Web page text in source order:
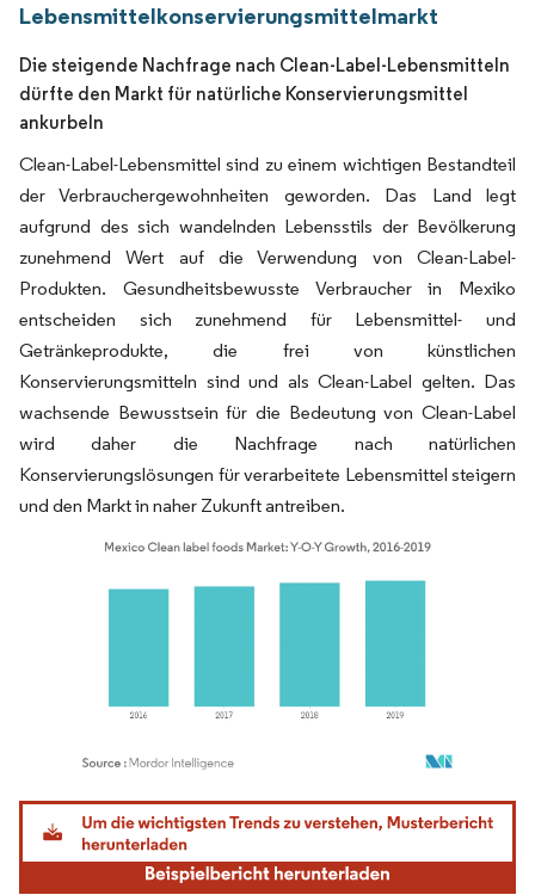
Lebensmittelkonservierungsmittelmarkt
Die steigende Nachfrage nach Clean-Label-Lebensmitteln
dürfte den Markt für natürliche Konservierungsmittel
ankurbeln
Clean-Label-Lebensmittel sind zu einem wichtigen Bestandteil
der Verbrauchergewohnheiten geworden. Das Land legt
aufgrund des sich wandelnden Lebensstils der Bevölkerung
zunehmend Wert auf die Verwendung von Clean-Label-
Produkten. Gesundheitsbewusste Verbraucher in Mexiko
entscheiden sich zunehmend für Lebensmittel- und
Getränkeprodukte, die frei von künstlichen
Konservierungsmitteln sind und als Clean-Label gelten. Das
wachsende Bewusstsein für die Bedeutung von Clean-Label
wird daher die Nachfrage nach natürlichen
Konservierungslösungen für verarbeitete Lebensmittel steigern
und den Markt in naher Zukunft antreiben.
Bild © Mordor Intelligence. Wiederverwendung erfordert Namensnennung gemäß